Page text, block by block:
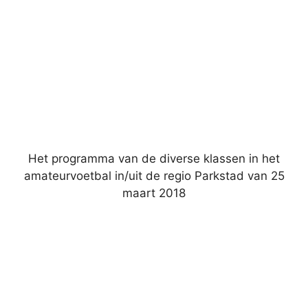
Het programma van de diverse klassen in het
amateurvoetbal in/uit de regio Parkstad van 25
maart 2018